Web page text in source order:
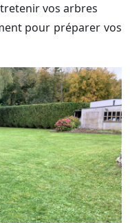
vos arbres
pour préparer vos